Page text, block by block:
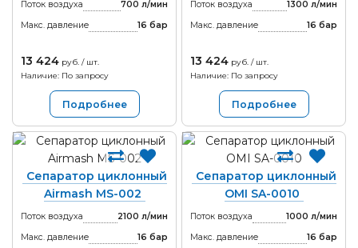
Поток воздуха
700 л/мин
Макс. давление
16 бар
13 424 руб. / шт.
Наличие: По запросу
Подробнее
Поток воздуха
1300 л/мин
Макс. давление
16 бар
13 424 руб. / шт.
Наличие: По запросу
Подробнее
Сепаратор циклонный
Airmash MS-002
Поток воздуха
2100 л/мин
Макс. давление
16 бар
Сепаратор циклонный
OMI SA-0010
Поток воздуха
1000 л/мин
Макс. давление
16 бар